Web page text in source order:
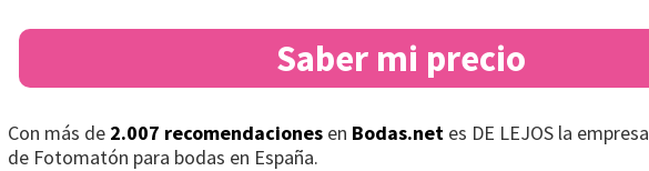
Saber mi precio
Con más de 2.007 recomendaciones en Bodas.net es DE LEJOS la
de Fotomatón para bodas en España.